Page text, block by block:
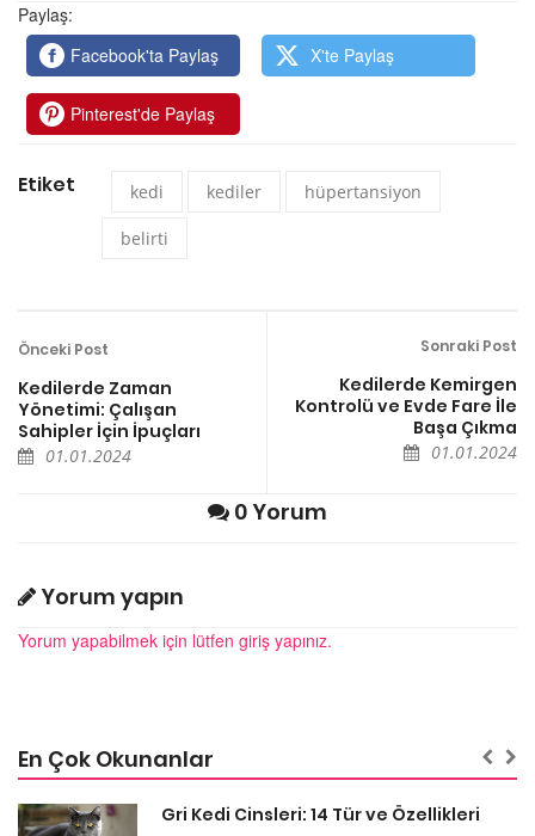
Paylaş:
Facebook'ta Paylaş
X'te Paylaş
Pinterest'de Paylaş
Etiket kedi kediler hüpertansiyon
belirti
Önceki Post
Kedilerde Zaman
Yönetimi: Çalışan
Sahipler İçin İpuçları
01.01.2024
Sonraki Post
Kedilerde Kemirgen
Kontrolü ve Evde Fare İle
Başa Çıkma
01.01.2024
0 Yorum
Yorum yapın
Yorum yapabilmek için lütfen giriş yapınız.
En Çok Okunanlar
Gri Kedi Cinsleri: 14 Tür ve Özellikleri